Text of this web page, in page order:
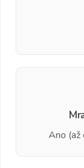
Ano (až